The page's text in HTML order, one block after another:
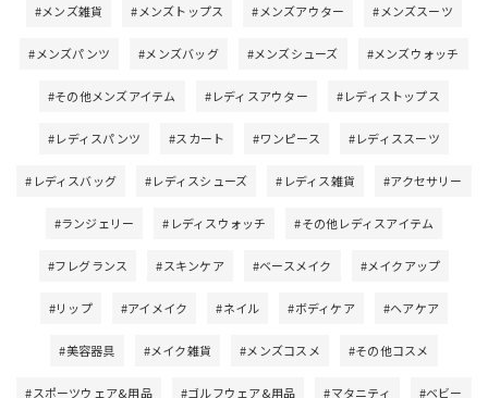
#メンズ雑貨 #メンズトップス #メンズアウター #メンズスーツ
#メンズパンツ #メンズバッグ #メンズシューズ #メンズウォッチ
#その他メンズアイテム #レディスアウター #レディストップス
#レディスパンツ #スカート #ワンピース #レディススーツ
#レディスバッグ #レディスシューズ #レディス雑貨 #アクセサリー
#ランジェリー #レディスウォッチ #その他レディスアイテム
#フレグランス #スキンケア #ベースメイク #メイクアップ
#リップ #アイメイク #ネイル #ボディケア #ヘアケア
#美容器具 #メイク雑貨 #メンズコスメ #その他コスメ
#スポーツウェア&用品 #ゴルフウェア&用品 #マタニティ #ベビー